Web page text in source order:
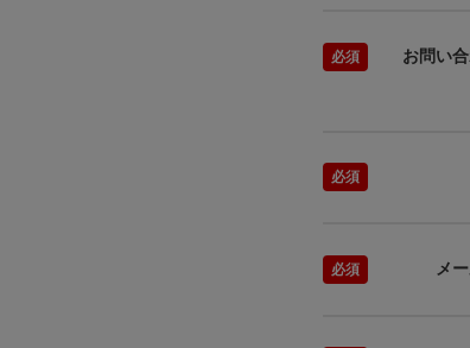
お問い
メ